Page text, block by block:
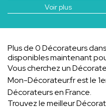
Voir plus
Plus de 0 Décorateurs
disponibles maintenant
Vous cherchez un
Mon-Décorateur.fr est le
Décorateurs en France.
Trouvez le meilleur